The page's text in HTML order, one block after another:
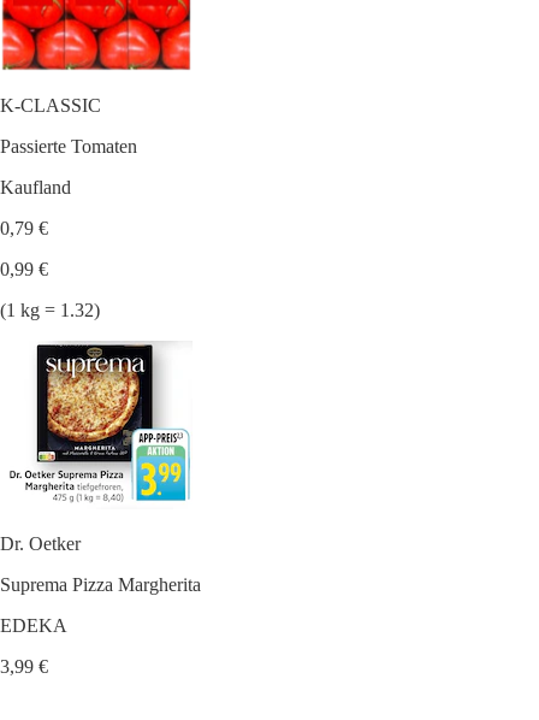
K-CLASSIC
Passierte Tomaten
Kaufland
0,79 €
0,99 €
(1 kg = 1.32)
Dr. Oetker
Suprema Pizza Margherita
EDEKA
3,99 €